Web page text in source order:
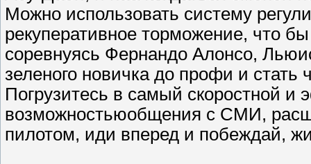
Можно использовать систему
рекуперативное торможение, что
соревнуясь Фернандо Алонсо,
зеленого новичка до профи и
Погрузитесь в самый скоростной
возможностьюобщения с СМИ,
пилотом, иди вперед и побеждай,